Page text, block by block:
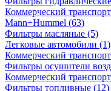
Коммерческий транспорт
Mann+Hummel (63)
Фильтры масляные (5)
Легковые автомобили (1)
Коммерческий транспорт
Фильтры осушители
Коммерческий транспорт
Фильтры топливные (12)